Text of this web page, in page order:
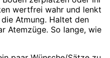
wertfrei wahr und lenkt
Atmung. Haltet den
Atemzüge. So lange, wie